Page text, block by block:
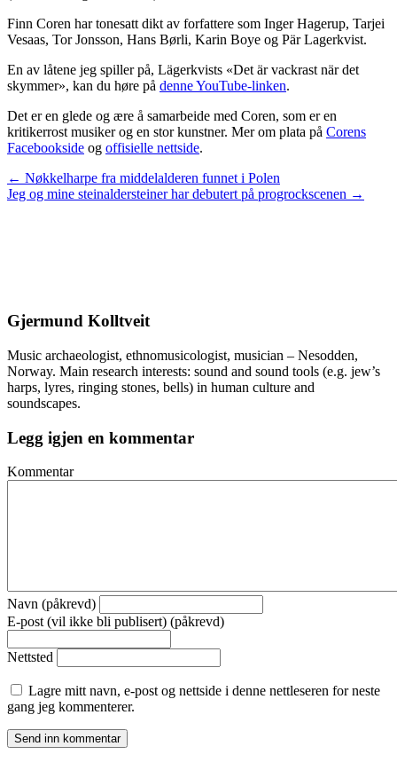
Finn Coren har tonesatt dikt av forfattere som Inger Hagerup, Tarjei
Vesaas, Tor Jonsson, Hans Børli, Karin Boye og Pär Lagerkvist.
En av låtene jeg spiller på, Lägerkvists «Det är vackrast när det
skymmer», kan du høre på denne YouTube-linken.
Det er en glede og ære å samarbeide med Coren, som er en
kritikerrost musiker og en stor kunstner. Mer om plata på Corens
Facebookside og offisielle nettside.
Posts
navigation
← Nøkkelharpe fra middelalderen funnet i Polen
Jeg og mine steinaldersteiner har debutert på progrockscenen →
Gjermund Kolltveit
Music archaeologist, ethnomusicologist, musician – Nesodden,
Norway. Main research interests: sound and sound tools (e.g. jew’s
harps, lyres, ringing stones, bells) in human culture and
soundscapes.
Legg igjen en kommentar
Kommentar
Navn (påkrevd)
E-post (vil ikke bli publisert) (påkrevd)
Nettsted
Lagre mitt navn, e-post og nettside i denne nettleseren for neste
gang jeg kommenterer.